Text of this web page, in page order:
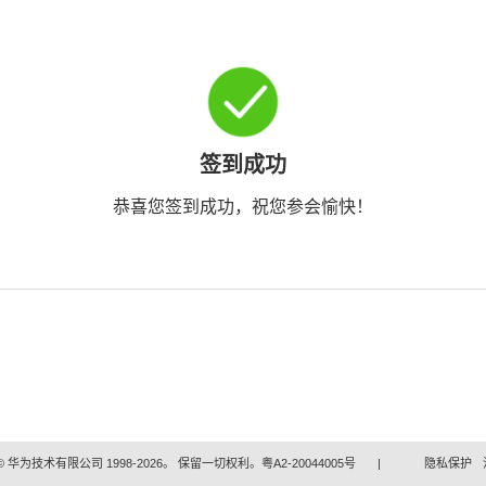
签到成功
恭喜您签到成功，祝您参会愉快！
华为技术有限公司 1998-2026。 保留一切权利。粤A2-20044005号 | 隐私保护